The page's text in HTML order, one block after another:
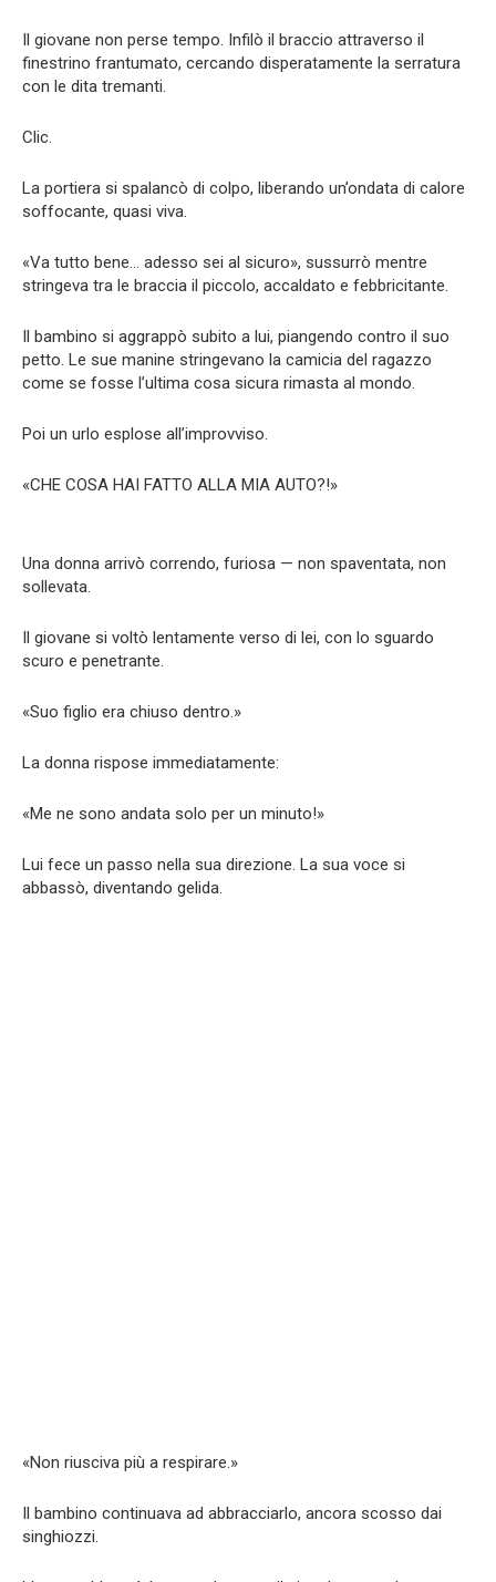
Il giovane non perse tempo. Infilò il braccio attraverso il
finestrino frantumato, cercando disperatamente la serratura
con le dita tremanti.
Clic.
La portiera si spalancò di colpo, liberando un’ondata di calore
soffocante, quasi viva.
«Va tutto bene… adesso sei al sicuro», sussurrò mentre
stringeva tra le braccia il piccolo, accaldato e febbricitante.
Il bambino si aggrappò subito a lui, piangendo contro il suo
petto. Le sue manine stringevano la camicia del ragazzo
come se fosse l’ultima cosa sicura rimasta al mondo.
Poi un urlo esplose all’improvviso.
«CHE COSA HAI FATTO ALLA MIA AUTO?!»
Una donna arrivò correndo, furiosa — non spaventata, non
sollevata.
Il giovane si voltò lentamente verso di lei, con lo sguardo
scuro e penetrante.
«Suo figlio era chiuso dentro.»
La donna rispose immediatamente:
«Me ne sono andata solo per un minuto!»
Lui fece un passo nella sua direzione. La sua voce si
abbassò, diventando gelida.
«Non riusciva più a respirare.»
Il bambino continuava ad abbracciarlo, ancora scosso dai
singhiozzi.